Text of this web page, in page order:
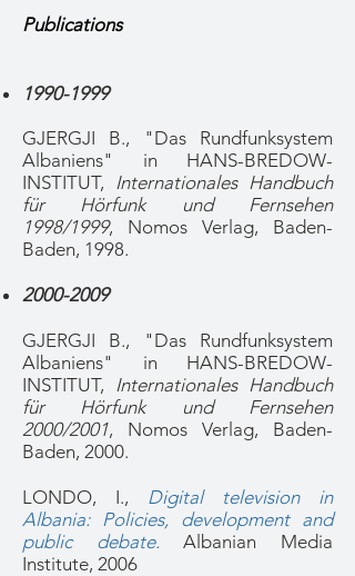
Publications
1990-1999
GJERGJI B., "Das Rundfunksystem
Albaniens" in HANS-BREDOW-
INSTITUT, Internationales Handbuch
für Hörfunk und Fernsehen
1998/1999, Nomos Verlag, Baden-
Baden, 1998.
2000-2009
GJERGJI B., "Das Rundfunksystem
Albaniens" in HANS-BREDOW-
INSTITUT, Internationales Handbuch
für Hörfunk und Fernsehen
2000/2001, Nomos Verlag, Baden-
Baden, 2000.
LONDO, I., Digital television in
Albania: Policies, development and
public debate.Albanian Media
Institute, 2006